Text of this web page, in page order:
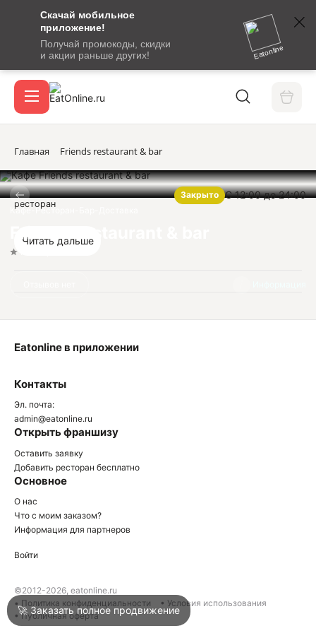
Скачай мобильное
приложение!
Получай промокоды, скидки
и акции раньше других!
Eatonline
сообщение
кодом
подтверждения
Вход / регистрация
Акции
Войти
Написать в техподдержку
Главная Friends restaurant & bar
Закрыто С 12:00 до 24:00
Кафе-Ресторан-Бар-Доставка
Friends restaurant & bar
ресторан
Читать дальше
Контакты
Эл. почта:
admin@eatonline.ru
Открыть франшизу
Оставить заявку
Добавить ресторан бесплатно
Основное
О нас
Что с моим заказом?
Информация для партнеров
Eatonline в приложении
Войти
©2012-2026, eatonline.ru
• Политика конфиденциальности
• Условия использования
• Публичная оферта
🚀 Заказать полное продвижение